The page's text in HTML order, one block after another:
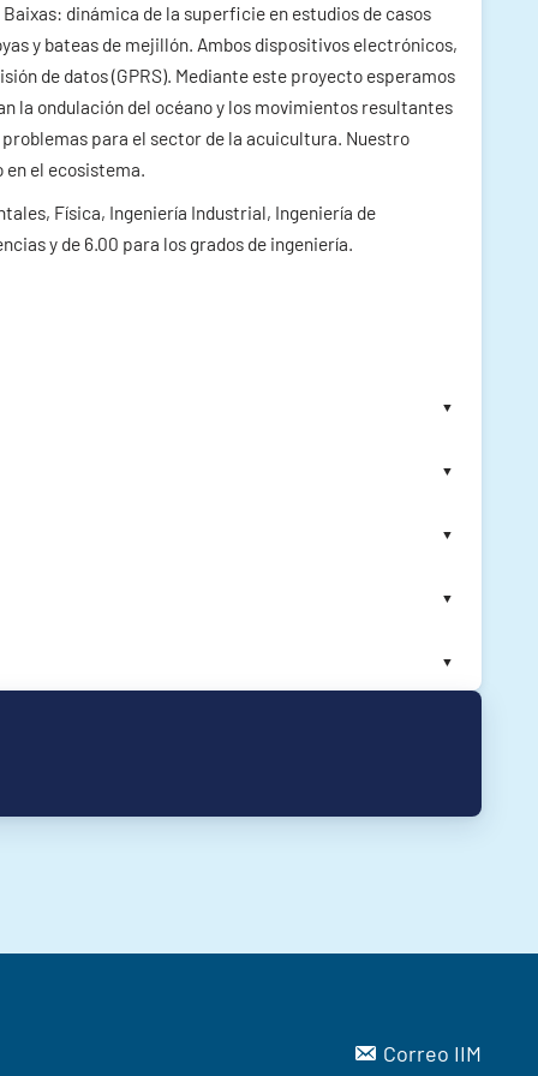
dinámica de la superficie en estudios de casos
y bateas de mejillón. Ambos dispositivos electrónicos,
de datos (GPRS). Mediante este proyecto esperamos
la ondulación del océano y los movimientos resultantes
para el sector de la acuicultura. Nuestro
en el ecosistema.
Física, Ingeniería Industrial, Ingeniería de
y de 6.00 para los grados de ingeniería.
▼
▼
▼
▼
▼
Correo IIM